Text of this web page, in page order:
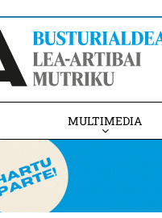
MULTIMEDIA